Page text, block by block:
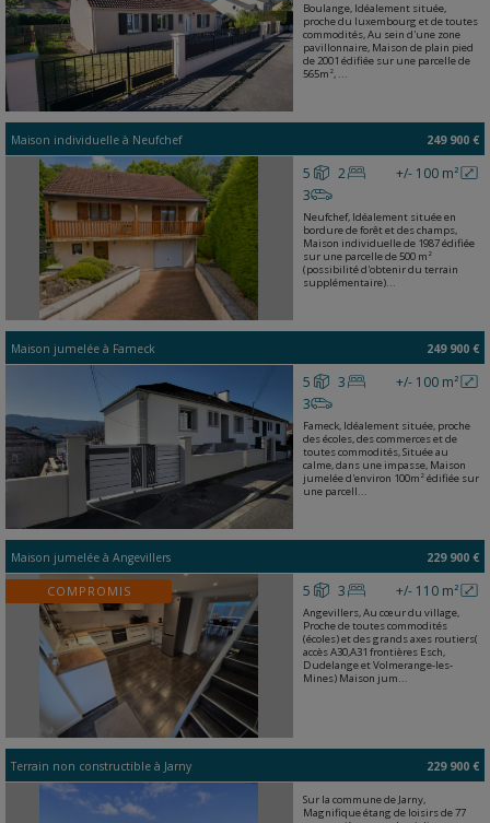
Boulange, Idéalement située,
proche du luxembourg et de toutes
commodités, Au sein d'une zone
pavillonnaire, Maison de plain pied
de 2001 édifiée sur une parcelle de
565m², ...
Maison individuelle à Neufchef 249 900 €
+/- 100 m²
5
2
3
Neufchef, Idéalement située en
bordure de forêt et des champs,
Maison individuelle de 1987 édifiée
sur une parcelle de 500 m²
(possibilité d'obtenir du terrain
supplémentaire)...
Maison jumelée à Fameck 249 900 €
+/- 100 m²
5
3
3
Fameck, Idéalement située, proche
des écoles, des commerces et de
toutes commodités, Située au
calme, dans une impasse, Maison
jumelée d'environ 100m² édifiée sur
une parcell...
Maison jumelée à Angevillers 229 900 €
COMPROMIS +/- 110 m²
5 3
Angevillers, Au cœur du village,
Proche de toutes commodités
(écoles) et des grands axes routiers(
accès A30,A31 frontières Esch,
Dudelange et Volmerange-les-
Mines) Maison jum...
Terrain non constructible à Jarny 229 900 €
Sur la commune de Jarny,
Magnifique étang de loisirs de 77